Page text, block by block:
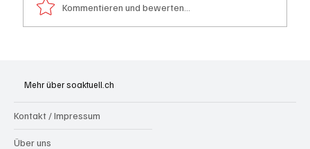
Kommentieren und bewerten...
Mehr über soaktuell.ch
Kontakt / Impressum
Über uns